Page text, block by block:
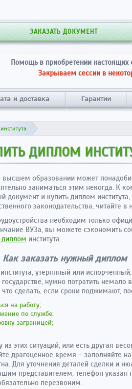
ЗАКАЗАТЬ ДОКУМЕНТ
Помощь в приобретении настоящих
Закрываем сессии в
и доставка Гарантии
ДИПЛОМ
высшем образовании может
заниматься этим некогда. К
документ и купить диплом
законодательства, читайте в
необходим только
ВУЗа, вы можете сэкономить
диплом института.
Как заказать нужный диплом
утерянный или
нужно потратить немало
сделать, если сроки поджимают,
на работу;
по службе;
заграницей;
этих ситуаций, или есть другая
драгоценное время – заполняйте
Для уточнения деталей сделки и
представителем, телефон
перезвоним.